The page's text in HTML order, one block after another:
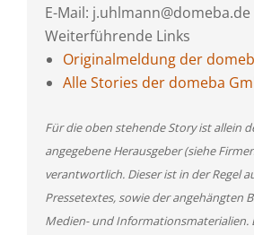
E-Mail: j.uhlmann@domeba.de
Weiterführende Links
Originalmeldung der
Alle Stories der domeba
Für die oben stehende Story ist allein
angegebene Herausgeber (siehe
verantwortlich. Dieser ist in der Regel
Pressetextes, sowie der angehängten
Medien- und Informationsmaterialien.